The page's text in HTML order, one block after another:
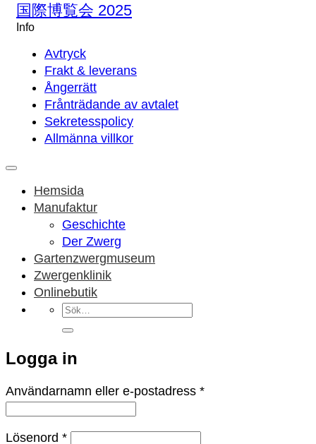
国際博覧会 2025
Info
Avtryck
Frakt & leverans
Ångerrätt
Frånträdande av avtalet
Sekretesspolicy
Allmänna villkor
Hemsida
Manufaktur
Geschichte
Der Zwerg
Gartenzwergmuseum
Zwergenklinik
Onlinebutik
Sök
efter:
Logga in
Användarnamn eller e-postadress *Obligatoriskt
Lösenord *Obligatoriskt